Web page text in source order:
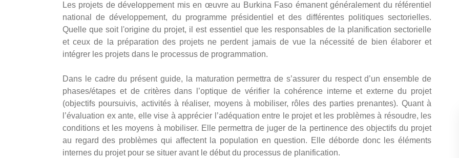
Les projets de développement mis en œuvre au Burkina Faso émanent généralement du référentiel
national de développement, du programme présidentiel et des différentes politiques sectorielles.
Quelle que soit l'origine du projet, il est essentiel que les responsables de la planification sectorielle
et ceux de la préparation des projets ne perdent jamais de vue la nécessité de bien élaborer et
intégrer les projets dans le processus de programmation.
Dans le cadre du présent guide, la maturation permettra de s’assurer du respect d’un ensemble de
phases/étapes et de critères dans l’optique de vérifier la cohérence interne et externe du projet
(objectifs poursuivis, activités à réaliser, moyens à mobiliser, rôles des parties prenantes). Quant à
l’évaluation ex ante, elle vise à apprécier l’adéquation entre le projet et les problèmes à résoudre, les
conditions et les moyens à mobiliser. Elle permettra de juger de la pertinence des objectifs du projet
au regard des problèmes qui affectent la population en question. Elle déborde donc les éléments
internes du projet pour se situer avant le début du processus de planification.